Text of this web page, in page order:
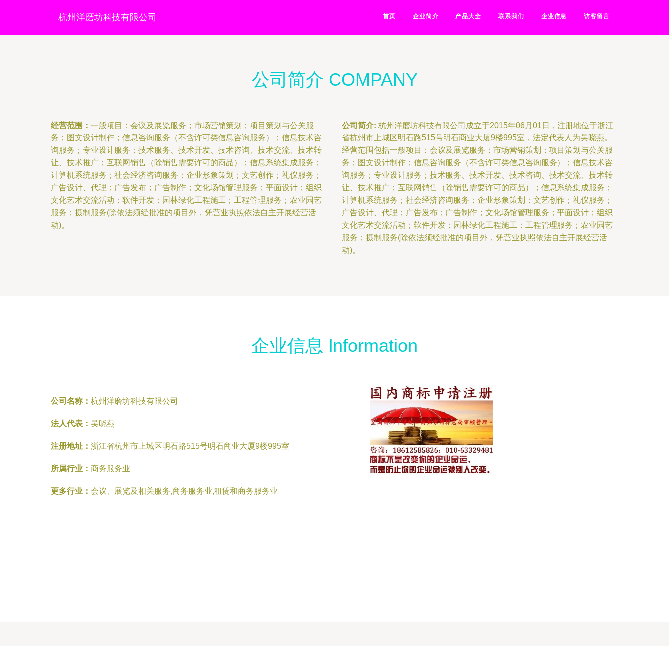
杭州洋磨坊科技有限公司 首页 企业简介 产品大全 联系我们 企业信息 访客留言
公司简介 COMPANY
经营范围： 一般项目：会议及展览服务；市场营销策划；项目策划与公关服
务；图文设计制作；信息咨询服务（不含许可类信息咨询服务）；信息技术咨
询服务；专业设计服务；技术服务、技术开发、技术咨询、技术交流、技术转
让、技术推广；互联网销售（除销售需要许可的商品）；信息系统集成服务；
计算机系统服务；社会经济咨询服务；企业形象策划；文艺创作；礼仪服务；
广告设计、代理；广告发布；广告制作；文化场馆管理服务；平面设计；组织
文化艺术交流活动；软件开发；园林绿化工程施工；工程管理服务；农业园艺
服务；摄制服务(除依法须经批准的项目外，凭营业执照依法自主开展经营活
动)。
公司简介: 杭州洋磨坊科技有限公司成立于2015年06月01日，注册地位于浙江
省杭州市上城区明石路515号明石商业大厦9楼995室，法定代表人为吴晓燕。
经营范围包括一般项目：会议及展览服务；市场营销策划；项目策划与公关服
务；图文设计制作；信息咨询服务（不含许可类信息咨询服务）；信息技术咨
询服务；专业设计服务；技术服务、技术开发、技术咨询、技术交流、技术转
让、技术推广；互联网销售（除销售需要许可的商品）；信息系统集成服务；
计算机系统服务；社会经济咨询服务；企业形象策划；文艺创作；礼仪服务；
广告设计、代理；广告发布；广告制作；文化场馆管理服务；平面设计；组织
文化艺术交流活动；软件开发；园林绿化工程施工；工程管理服务；农业园艺
服务；摄制服务(除依法须经批准的项目外，凭营业执照依法自主开展经营活
动)。
企业信息 Information
公司名称： 杭州洋磨坊科技有限公司
法人代表： 吴晓燕
注册地址： 浙江省杭州市上城区明石路515号明石商业大厦9楼995室
所属行业： 商务服务业
更多行业： 会议、展览及相关服务,商务服务业,租赁和商务服务业